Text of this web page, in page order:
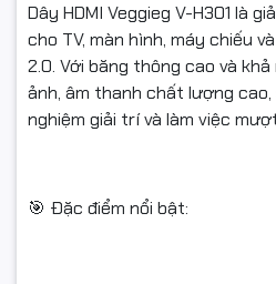
Dây HDMI Veggieg V-H301 là
cho TV, màn hình, máy chiếu
2.0. Với băng thông cao và
ảnh, âm thanh chất lượng
nghiệm giải trí và làm việc
🎯 Đặc điểm nổi bật: